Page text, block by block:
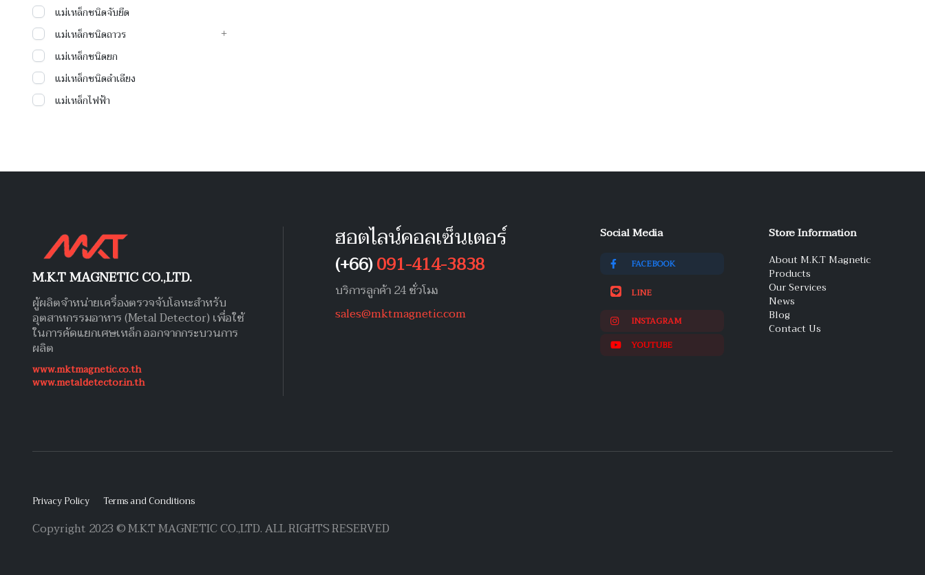
แม่เหล็กชนิดจับยึด
แม่เหล็กชนิดถาวร
แม่เหล็กชนิดยก
แม่เหล็กชนิดลำเลียง
แม่เหล็กไฟฟ้า
M.K.T MAGNETIC CO.,LTD.
ผู้ผลิตจำหน่ายเครื่องตรวจจับโลหะสำหรับ
อุตสาหกรรมอาหาร (Metal Detector) เพื่อใช้
ในการคัดแยกเศษเหล็ก ออกจากกระบวนการ
ผลิต
www.mktmagnetic.co.th
www.metaldetector.in.th
ฮอตไลน์คอลเซ็นเตอร์
(+66)091-414-3838
บริการลูกค้า 24 ชั่วโมง
sales@mktmagnetic.com
Social Media
FACEBOOK
LINE
INSTAGRAM
YOUTUBE
Store Information
About M.K.T Magnetic
Products
Our Services
News
Blog
Contact Us
Privacy Policy Terms and Conditions
Copyright 2023 © M.K.T MAGNETIC CO.,LTD. ALL RIGHTS RESERVED